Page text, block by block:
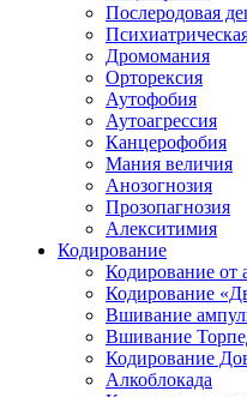
Послеродовая
Дромомания
Орторексия
Аутофобия
Аутоагрессия
Канцерофобия
Мания величия
Анозогнозия
Прозопагнозия
Алекситимия
Кодирование
Кодирование от
Кодирование
Вшивание
Вшивание
Кодирование
Алкоблокада